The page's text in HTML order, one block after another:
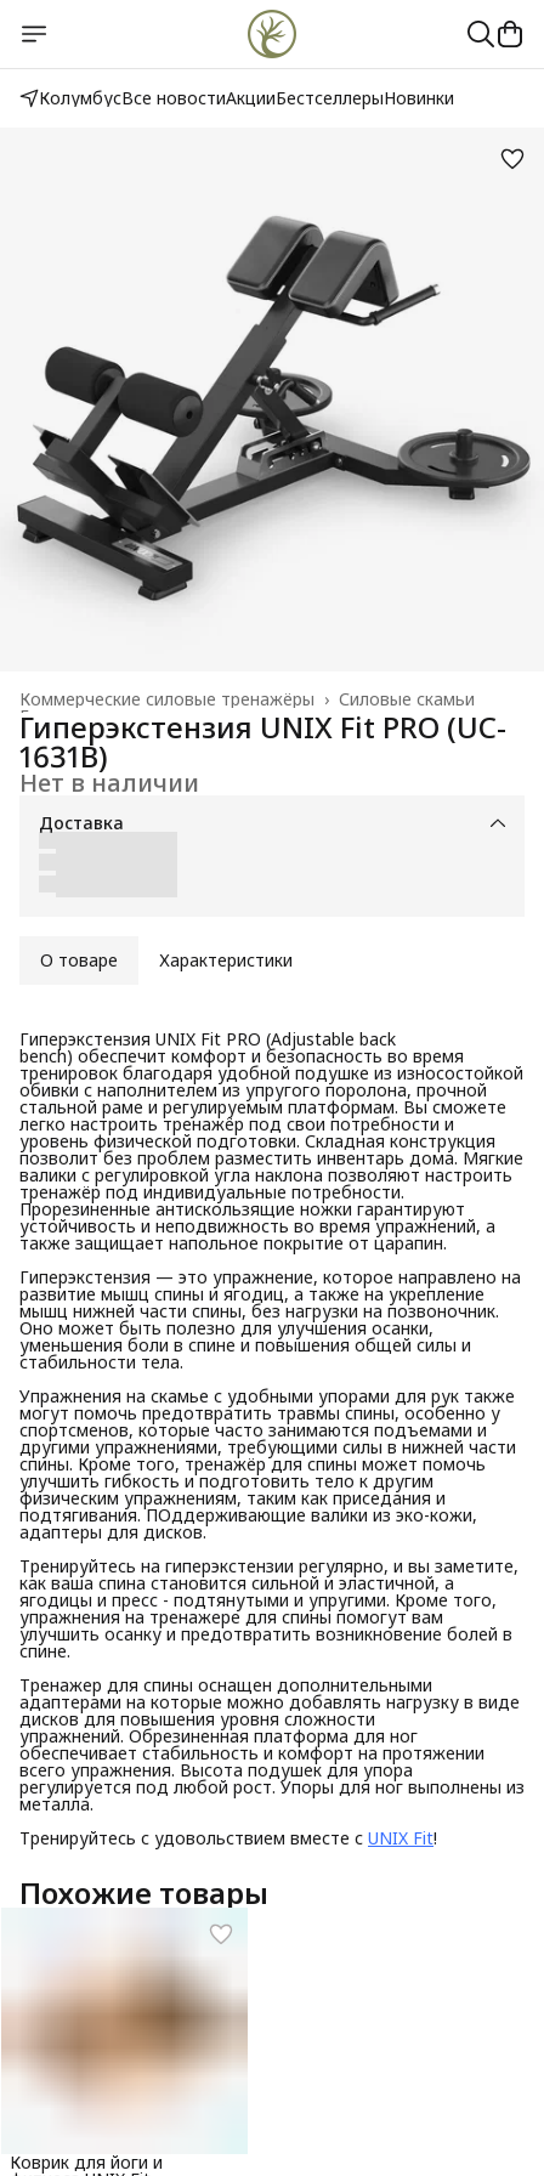
КолумбусВсе новостиАкцииБестселлерыНовинки
Силовые скамьи
Коммерческие силовые тренажёры ›
Главная
Гиперэкстензия UNIX Fit PRO (UC-
1631B)
Нет в наличии
Доставка
О товаре Характеристики
Гиперэкстензия UNIX Fit PRO (Adjustable back
bench) обеспечит комфорт и безопасность во время
тренировок благодаря удобной подушке из износостойкой
обивки с наполнителем из упругого поролона, прочной
стальной раме и регулируемым платформам. Вы сможете
легко настроить тренажёр под свои потребности и
уровень физической подготовки. Складная конструкция
позволит без проблем разместить инвентарь дома. Мягкие
валики с регулировкой угла наклона позволяют настроить
тренажёр под индивидуальные потребности.
Прорезиненные антискользящие ножки гарантируют
устойчивость и неподвижность во время упражнений, а
также защищает напольное покрытие от царапин.
Гиперэкстензия — это упражнение, которое направлено на
развитие мышц спины и ягодиц, а также на укрепление
мышц нижней части спины, без нагрузки на позвоночник.
Оно может быть полезно для улучшения осанки,
уменьшения боли в спине и повышения общей силы и
стабильности тела.
Упражнения на скамье с удобными упорами для рук также
могут помочь предотвратить травмы спины, особенно у
спортсменов, которые часто занимаются подъемами и
другими упражнениями, требующими силы в нижней части
спины. Кроме того, тренажёр для спины может помочь
улучшить гибкость и подготовить тело к другим
физическим упражнениям, таким как приседания и
подтягивания. ПОддерживающие валики из эко-кожи,
адаптеры для дисков.
Тренируйтесь на гиперэкстензии регулярно, и вы заметите,
как ваша спина становится сильной и эластичной, а
ягодицы и пресс - подтянутыми и упругими. Кроме того,
упражнения на тренажере для спины помогут вам
улучшить осанку и предотвратить возникновение болей в
спине.
Тренажер для спины оснащен дополнительными
адаптерами на которые можно добавлять нагрузку в виде
дисков для повышения уровня сложности
упражнений. Обрезиненная платформа для ног
обеспечивает стабильность и комфорт на протяжении
всего упражнения. Высота подушек для упора
регулируется под любой рост. Упоры для ног выполнены из
металла.
Тренируйтесь с удовольствием вместе с UNIX Fit!
Похожие товары
Коврик для йоги и